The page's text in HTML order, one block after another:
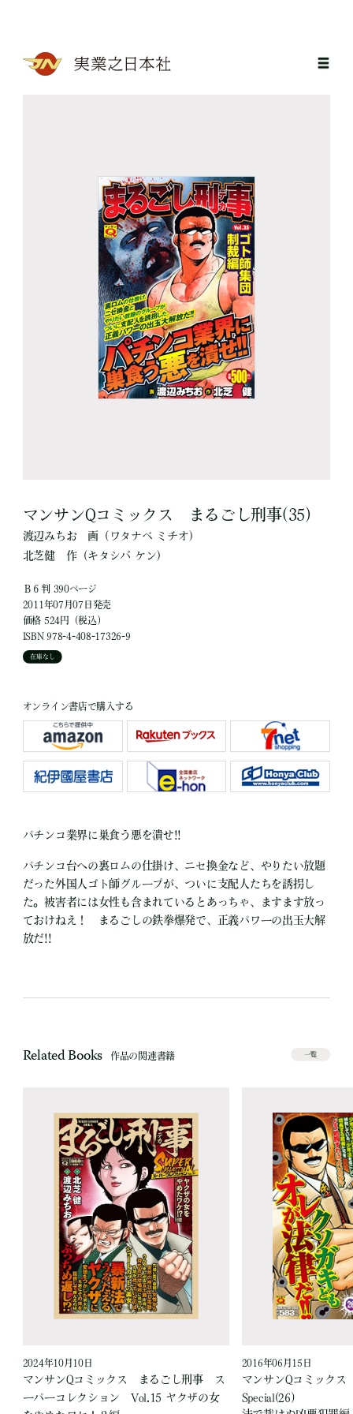
マンサンQコミックス まるごし刑事(35)
渡辺みちお 画 （ワタナベ ミチオ）
北芝健
作（キタシバ ケン）
Ｂ６判 390ページ
2011年07月07日発売
価格 524円（税込）
ISBN 978-4-408-17326-9
在庫なし
オンライン書店で購入する
パチンコ業界に巣食う悪を潰せ!!
パチンコ台への裏ロムの仕掛け、ニセ換金など、やりたい放題
だった外国人ゴト師グループが、ついに支配人たちを誘拐し
た。被害者には女性も含まれているとあっちゃ、ますます放っ
ておけねえ！ まるごしの鉄拳爆発で、正義パワーの出玉大解
放だ!!
Related Books 作品の関連書籍 一覧
2024年10月10日
マンサンQコミックス まるごし刑事 ス
ーパーコレクション Vol.15 ヤクザの女
2016年06月15日
マンサンQコミック
Special(26)